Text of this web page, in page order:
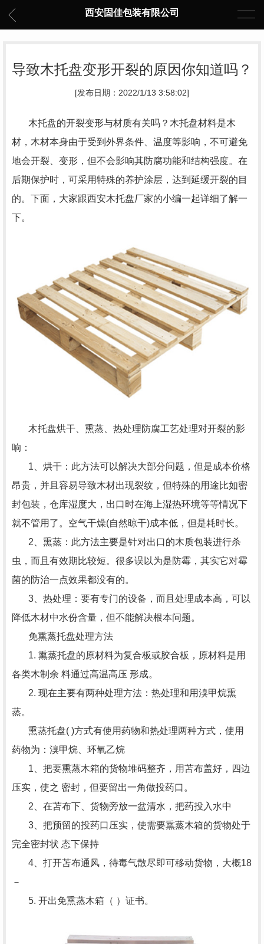
西安固佳包装有限公司
导致木托盘变形开裂的原因你知道吗？
[发布日期：2022/1/13 3:58:02]
木托盘的开裂变形与材质有关吗？木托盘材料是木
材，木材本身由于受到外界条件、温度等影响，不可避免
地会开裂、变形，但不会影响其防腐功能和结构强度。在
后期保护时，可采用特殊的养护涂层，达到延缓开裂的目
的。下面，大家跟西安木托盘厂家的小编一起详细了解一
下。
木托盘烘干、熏蒸、热处理防腐工艺处理对开裂的影
响：
1、烘干：此方法可以解决大部分问题，但是成本价格
昂贵，并且容易导致木材出现裂纹，但特殊的用途比如密
封包装，仓库湿度大，出口时在海上湿热环境等等情况下
就不管用了。空气干燥(自然晾干)成本低，但是耗时长。
2、熏蒸：此方法主要是针对出口的木质包装进行杀
虫，而且有效期比较短。很多误以为是防霉，其实它对霉
菌的防治一点效果都没有的。
3、热处理：要有专门的设备，而且处理成本高，可以
降低木材中水份含量，但不能解决根本问题。
免熏蒸托盘处理方法
1. 熏蒸托盘的原材料为复合板或胶合板，原材料是用
各类木制余 料通过高温高压 形成。
2. 现在主要有两种处理方法：热处理和用溴甲烷熏
蒸。
熏蒸托盘( )方式有使用药物和热处理两种方式，使用
药物为：溴甲烷、环氧乙烷
1、把要熏蒸木箱的货物堆码整齐，用苫布盖好，四边
压实，使之 密封，但要留出一角做投药口。
2、在苫布下、货物旁放一盆清水，把药投入水中
3、把预留的投药口压实，使需要熏蒸木箱的货物处于
完全密封状 态下保持
4、打开苫布通风，待毒气散尽即可移动货物，大概18
－
5. 开出免熏蒸木箱（ ）证书。